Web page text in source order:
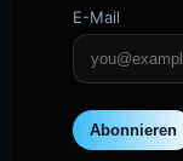
E-Mail
Abonnieren